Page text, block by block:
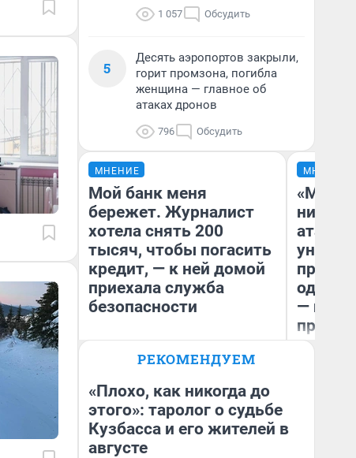
1 057 Обсудить
5
Десять аэропортов закрыли,
горит промзона, погибла
женщина — главное об
атаках дронов
796 Обсудить
МНЕНИЕ
Мой банк меня
бережет. Журналист
хотела снять 200
тысяч, чтобы погасить
кредит, — к ней домой
приехала служба
безопасности
Автор мнения
МНЕНИЕ
атаки
—
РЕКОМЕНДУЕМ
«Плохо, как никогда до
этого»: таролог о судьбе
Кузбасса и его жителей в
августе